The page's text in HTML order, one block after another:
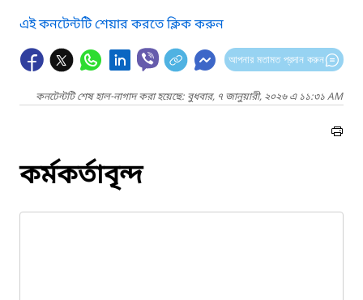
এই কনটেন্টটি শেয়ার করতে ক্লিক করুন
আপনার মতামত প্রদান করুন
কনটেন্টটি শেষ হাল-নাগাদ করা হয়েছে: বুধবার, ৭ জানুয়ারী, ২০২৬ এ ১১:৩১ AM
কর্মকর্তাবৃন্দ